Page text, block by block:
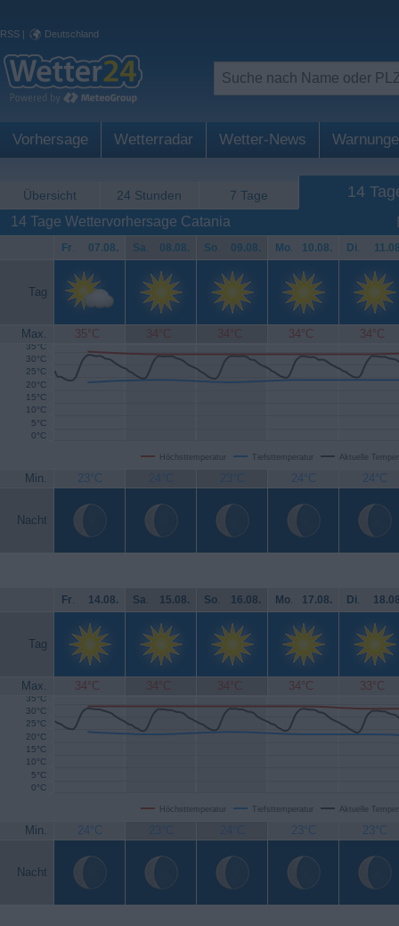
RSS | Deutschland
Vorhersage Wetterradar Wetter-News
Übersicht 24 Stunden 7 Tage 14
14 Tage Wettervorhersage Catania
Fr. 07.08. Sa. 08.08. So. 09.08. Mo. 10.08. Di.
Tag
Max. 35°C 34°C 34°C 34°C 34°C
Höchsttemperatur Tiefsttemperatur Aktuelle
0°C
5°C
10°C
15°C
20°C
25°C
30°C
35°C
Min. 23°C 24°C 23°C 24°C 24°C
Nacht
Fr. 14.08. Sa. 15.08. So. 16.08. Mo. 17.08. Di.
Tag
Max. 34°C 34°C 34°C 34°C 33°C
Höchsttemperatur Tiefsttemperatur Aktuelle
0°C
5°C
10°C
15°C
20°C
25°C
30°C
35°C
Min. 24°C 23°C 24°C 23°C 23°C
Nacht